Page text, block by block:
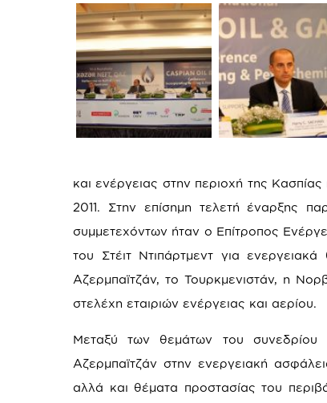
και ενέργειας στην περιοχή της
2011. Στην επίσημη τελετή έναρξης
συμμετεχόντων ήταν ο Επίτροπος
του Στέιτ Ντιπάρτμεντ για
Αζερμπαϊτζάν, το Τουρκμενιστάν, η
στελέχη εταιριών ενέργειας και αερίου.
Μεταξύ των θεμάτων του συνεδρίου
Αζερμπαϊτζάν στην ενεργειακή
αλλά και θέματα προστασίας του